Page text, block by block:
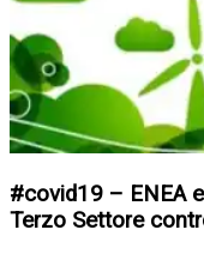
#covid19 – ENEA
Terzo Settore